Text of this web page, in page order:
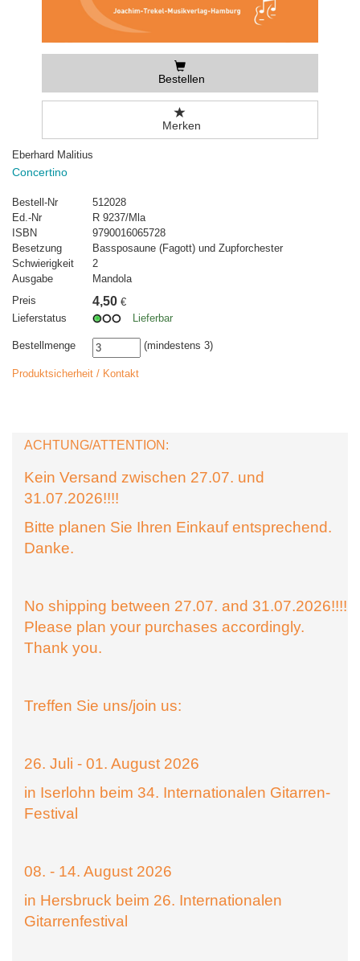
Bestellen
Merken
Eberhard Malitius
Concertino
Bestell-Nr
512028
Ed.-Nr
R 9237/Mla
ISBN
9790016065728
Besetzung
Bassposaune (Fagott) und Zupforchester
Schwierigkeit
2
Ausgabe
Mandola
Preis
4,50 €
Lieferstatus
Lieferbar
Bestellmenge (mindestens 3)
Produktsicherheit / Kontakt
ACHTUNG/ATTENTION:
Kein Versand zwischen 27.07. und
31.07.2026!!!!
Bitte planen Sie Ihren Einkauf entsprechend.
Danke.
No shipping between 27.07. and 31.07.2026!!!!
Please plan your purchases accordingly.
Thank you.
Treffen Sie uns/join us:
26. Juli - 01. August 2026
in Iserlohn beim 34. Internationalen Gitarren-
Festival
08. - 14. August 2026
in Hersbruck beim 26. Internationalen
Gitarrenfestival